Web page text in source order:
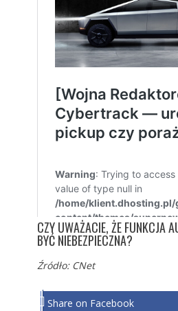
CZY UWAŻACIE, ŻE FUNKCJA
BYĆ NIEBEZPIECZNA?
Źródło: CNet
Share on Facebook